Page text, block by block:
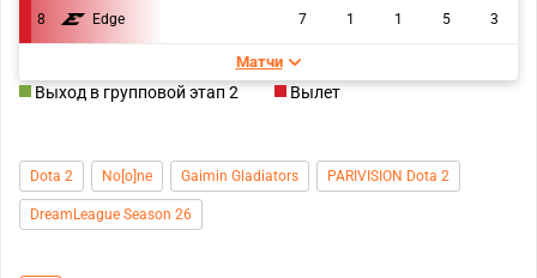
8 Edge 7 1 1 5 3
Матчи
Выход в групповой этап 2 Вылет
Dota 2 No[o]ne Gaimin Gladiators PARIVISION Dota 2
DreamLeague Season 26